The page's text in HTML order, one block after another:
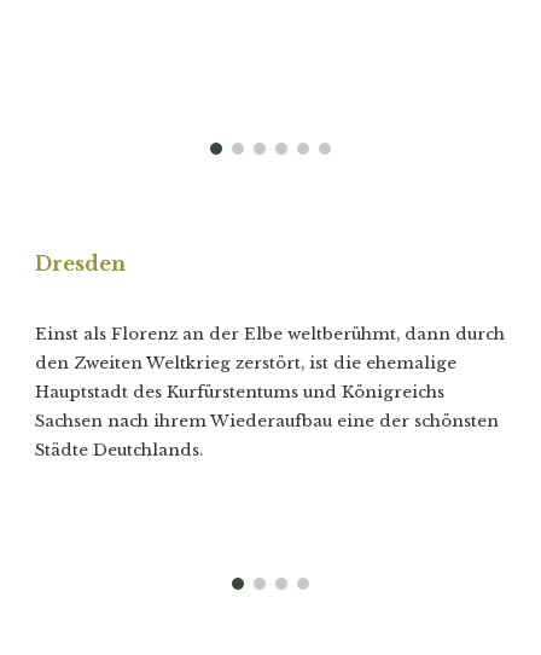
Dresden
Einst als Florenz an der Elbe weltberühmt, dann durch
den Zweiten Weltkrieg zerstört, ist die ehemalige
Hauptstadt des Kurfürstentums und Königreichs
Sachsen nach ihrem Wiederaufbau eine der schönsten
Städte Deutchlands.